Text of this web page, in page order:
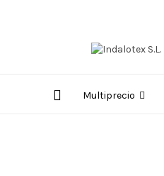
Multiprecio